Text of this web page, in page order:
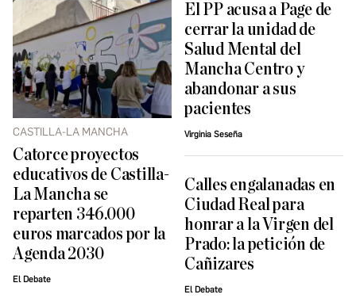
CASTILLA-LA MANCHA
Catorce proyectos
educativos de Castilla-
La Mancha se
reparten 346.000
euros marcados por la
Agenda 2030
El Debate
El PP acusa a Page de
cerrar la unidad de
Salud Mental del
Mancha Centro y
abandonar a sus
pacientes
Virginia Seseña
Calles engalanadas en
Ciudad Real para
honrar a la Virgen del
Prado: la petición de
Cañizares
El Debate